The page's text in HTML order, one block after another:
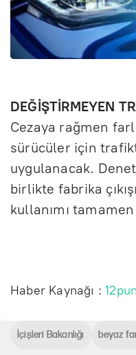
DEĞİŞTİRMEYEN
Cezaya rağmen
sürücüler için
uygulanacak.
birlikte fabrika
kullanımı
Haber Kaynağı :
İçişleri Bakanlığı beyaz